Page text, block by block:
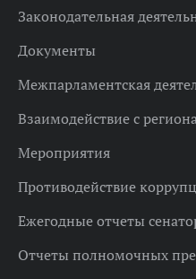
Законодательная
Документы
Межпарламентская
Взаимодействие с
Мероприятия
Противодействие
Ежегодные отчеты
Отчеты полномочных